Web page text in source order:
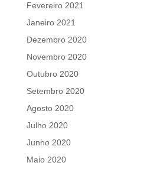
Fevereiro 2021
Janeiro 2021
Dezembro 2020
Novembro 2020
Outubro 2020
Setembro 2020
Agosto 2020
Julho 2020
Junho 2020
Maio 2020